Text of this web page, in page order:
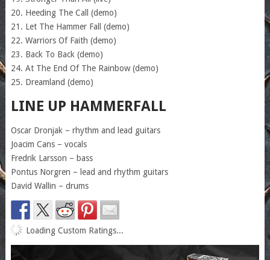
20. Heeding The Call (demo)
21. Let The Hammer Fall (demo)
22. Warriors Of Faith (demo)
23. Back To Back (demo)
24. At The End Of The Rainbow (demo)
25. Dreamland (demo)
LINE UP HAMMERFALL
Oscar Dronjak – rhythm and lead guitars
Joacim Cans – vocals
Fredrik Larsson – bass
Pontus Norgren – lead and rhythm guitars
David Wallin – drums
Loading Custom Ratings...